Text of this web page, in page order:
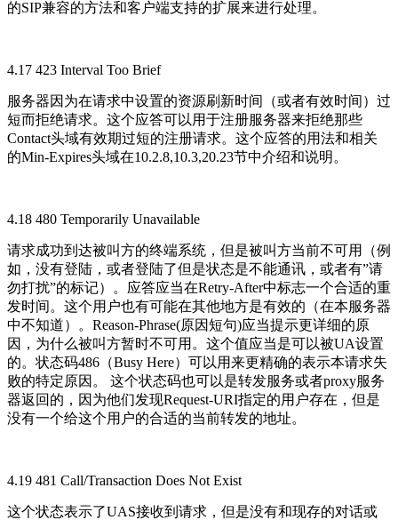
的SIP兼容的方法和客户端支持的扩展来进行处理。
4.17 423 Interval Too Brief
服务器因为在请求中设置的资源刷新时间（或者有效时间）过
短而拒绝请求。这个应答可以用于注册服务器来拒绝那些
Contact头域有效期过短的注册请求。这个应答的用法和相关
的Min-Expires头域在10.2.8,10.3,20.23节中介绍和说明。
4.18 480 Temporarily Unavailable
请求成功到达被叫方的终端系统，但是被叫方当前不可用（例
如，没有登陆，或者登陆了但是状态是不能通讯，或者有”请
勿打扰”的标记）。应答应当在Retry-After中标志一个合适的重
发时间。这个用户也有可能在其他地方是有效的（在本服务器
中不知道）。Reason-Phrase(原因短句)应当提示更详细的原
因，为什么被叫方暂时不可用。这个值应当是可以被UA设置
的。状态码486（Busy Here）可以用来更精确的表示本请求失
败的特定原因。 这个状态码也可以是转发服务或者proxy服务
器返回的，因为他们发现Request-URI指定的用户存在，但是
没有一个给这个用户的合适的当前转发的地址。
4.19 481 Call/Transaction Does Not Exist
这个状态表示了UAS接收到请求，但是没有和现存的对话或